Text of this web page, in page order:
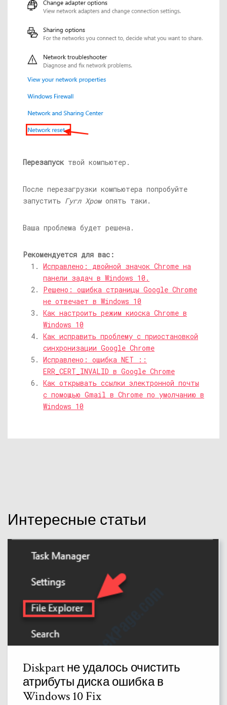
Перезапусктвой компьютер.
После перезагрузки компьютера попробуйте
запустить Гугл Хромопять таки.
Ваша проблема будет решена.
Рекомендуется для вас:
Исправлено: двойной значок Chrome на
панели задач в Windows 10.
Решено: ошибка страницы Google Chrome
не отвечает в Windows 10
Как настроить режим киоска Chrome в
Windows 10
Как исправить проблему с приостановкой
синхронизации Google Chrome
Исправлено: ошибка NET ::
ERR_CERT_INVALID в Google Chrome
Как открывать ссылки электронной почты
с помощью Gmail в Chrome по умолчанию в
Windows 10
Интересные статьи
Diskpart не удалось очистить
атрибуты диска ошибка в
Windows 10 Fix